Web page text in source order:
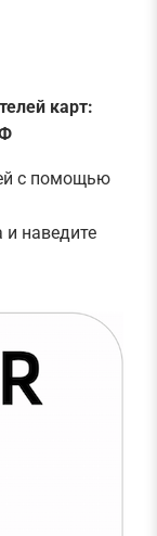
карт:
с помощью
и наведите